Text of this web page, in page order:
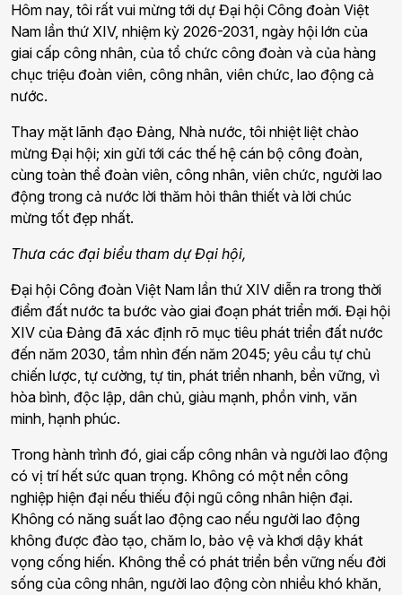
Hôm nay, tôi rất vui mừng tới dự Đại hội Công đoàn Việt
Nam lần thứ XIV, nhiệm kỳ 2026-2031, ngày hội lớn của
giai cấp công nhân, của tổ chức công đoàn và của hàng
chục triệu đoàn viên, công nhân, viên chức, lao động cả
nước.
Thay mặt lãnh đạo Đảng, Nhà nước, tôi nhiệt liệt chào
mừng Đại hội; xin gửi tới các thế hệ cán bộ công đoàn,
cùng toàn thể đoàn viên, công nhân, viên chức, người lao
động trong cả nước lời thăm hỏi thân thiết và lời chúc
mừng tốt đẹp nhất.
Thưa các đại biểu tham dự Đại hội,
Đại hội Công đoàn Việt Nam lần thứ XIV diễn ra trong thời
điểm đất nước ta bước vào giai đoạn phát triển mới. Đại hội
XIV của Đảng đã xác định rõ mục tiêu phát triển đất nước
đến năm 2030, tầm nhìn đến năm 2045; yêu cầu tự chủ
chiến lược, tự cường, tự tin, phát triển nhanh, bền vững, vì
hòa bình, độc lập, dân chủ, giàu mạnh, phồn vinh, văn
minh, hạnh phúc.
Trong hành trình đó, giai cấp công nhân và người lao động
có vị trí hết sức quan trọng. Không có một nền công
nghiệp hiện đại nếu thiếu đội ngũ công nhân hiện đại.
Không có năng suất lao động cao nếu người lao động
không được đào tạo, chăm lo, bảo vệ và khơi dậy khát
vọng cống hiến. Không thể có phát triển bền vững nếu đời
sống của công nhân, người lao động còn nhiều khó khăn,